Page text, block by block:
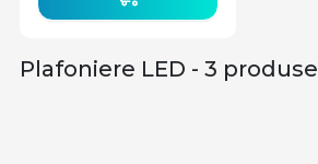
Plafoniere LED - 3 produse